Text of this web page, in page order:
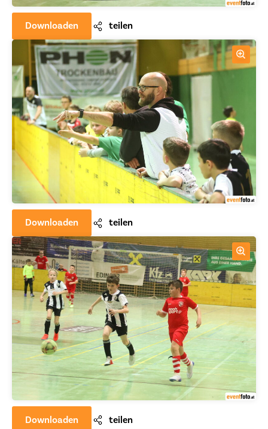
Downloaden teilen
Downloaden teilen
Downloaden teilen